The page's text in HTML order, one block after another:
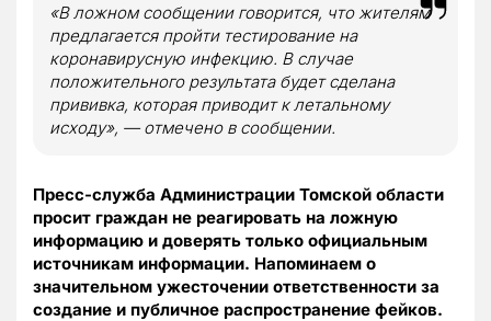
«В ложном сообщении говорится, что жителям
предлагается пройти тестирование на
коронавирусную инфекцию. В случае
положительного результата будет сделана
прививка, которая приводит к летальному
исходу», — отмечено в сообщении.
Пресс-служба Администрации Томской области
просит граждан не реагировать на ложную
информацию и доверять только официальным
источникам информации. Напоминаем о
значительном ужесточении ответственности за
создание и публичное распространение фейков.